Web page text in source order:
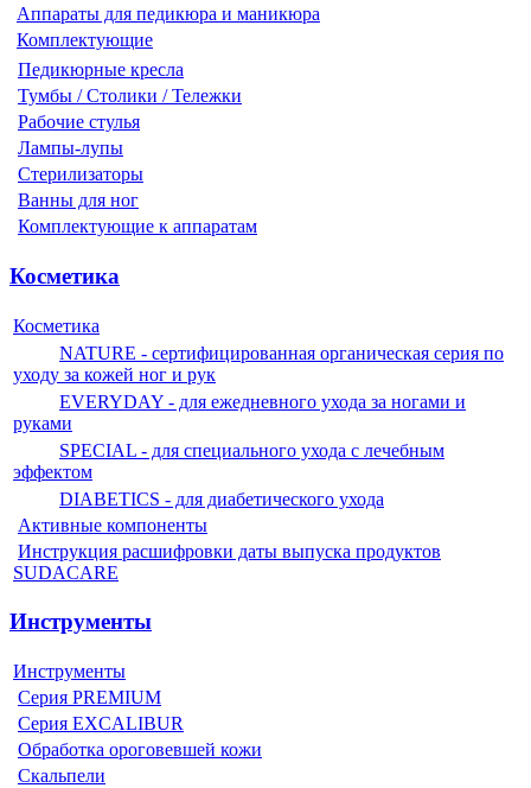
Аппараты для педикюра и маникюра
Комплектующие
Педикюрные кресла
Тумбы / Столики / Тележки
Рабочие стулья
Лампы-лупы
Стерилизаторы
Ванны для ног
Комплектующие к аппаратам
Косметика
Косметика
NATURE - сертифицированная органическая серия по
уходу за кожей ног и рук
EVERYDAY - для ежедневного ухода за ногами и
руками
SPECIAL - для специального ухода с лечебным
эффектом
DIABETICS - для диабетического ухода
Активные компоненты
Инструкция расшифровки даты выпуска продуктов
SUDACARE
Инструменты
Инструменты
Серия PREMIUM
Серия EXCALIBUR
Обработка ороговевшей кожи
Скальпели